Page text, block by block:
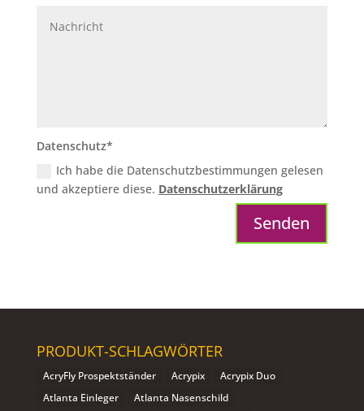
Datenschutz*
Ich habe die Datenschutzbestimmungen gelesen
und akzeptiere diese. Datenschutzerklärung
Senden
PRODUKT-SCHLAGWÖRTER
AcryFly Prospektständer Acrypix
Acrypix Duo
Atlanta Einleger
Atlanta Nasenschild